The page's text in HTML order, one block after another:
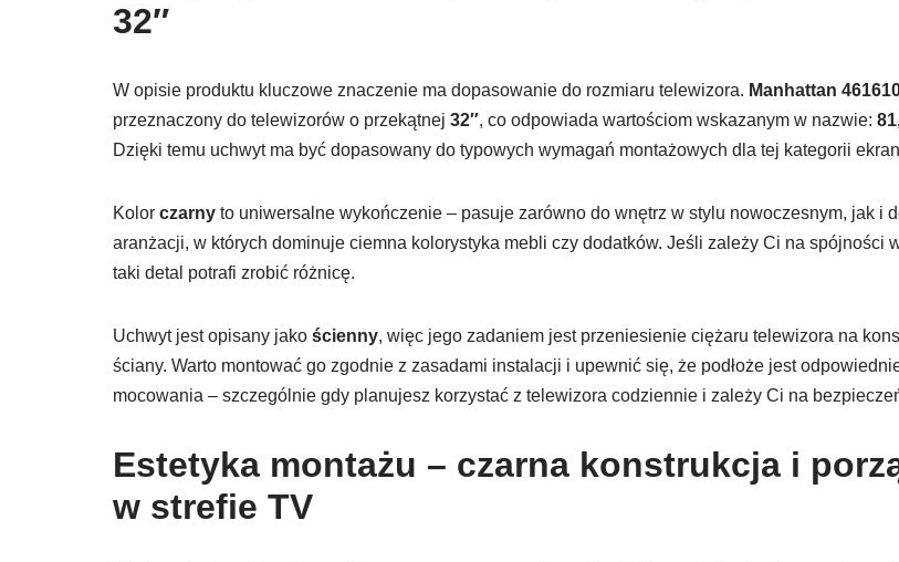
32″
W opisie produktu kluczowe znaczenie ma dopasowanie do rozmiaru telewizora. Manhattan
przeznaczony do telewizorów o przekątnej 32″, co odpowiada wartościom wskazanym w nazwie:
Dzięki temu uchwyt ma być dopasowany do typowych wymagań montażowych dla tej kategorii
Kolor czarny to uniwersalne wykończenie – pasuje zarówno do wnętrz w stylu nowoczesnym, jak i
aranżacji, w których dominuje ciemna kolorystyka mebli czy dodatków. Jeśli zależy Ci na spójności
taki detal potrafi zrobić różnicę.
Uchwyt jest opisany jako ścienny, więc jego zadaniem jest przeniesienie ciężaru telewizora na
ściany. Warto montować go zgodnie z zasadami instalacji i upewnić się, że podłoże jest
mocowania – szczególnie gdy planujesz korzystać z telewizora codziennie i zależy Ci na
Estetyka montażu – czarna konstrukcja i
w strefie TV